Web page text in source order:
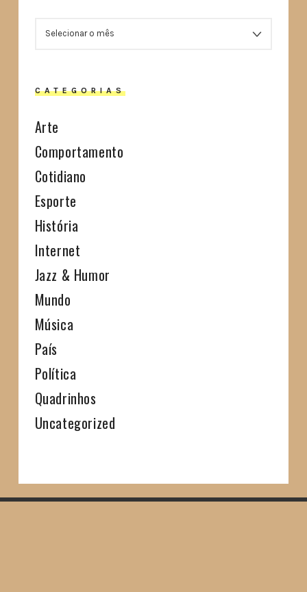
CATEGORIAS
Arte
Comportamento
Cotidiano
Esporte
História
Internet
Jazz & Humor
Mundo
Música
País
Política
Quadrinhos
Uncategorized